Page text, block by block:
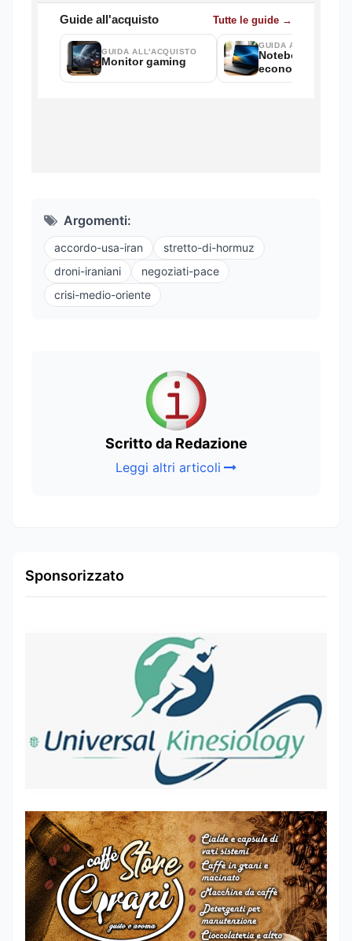
Argomenti:
accordo-usa-iran
stretto-di-hormuz
droni-iraniani
negoziati-pace
crisi-medio-oriente
Scritto da Redazione
Leggi altri articoli
Sponsorizzato